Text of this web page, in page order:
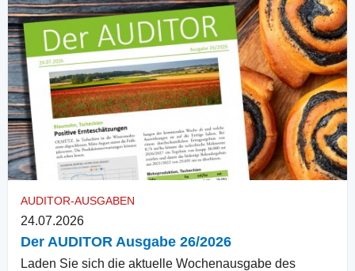
AUDITOR-AUSGABEN
24.07.2026
Der AUDITOR Ausgabe 26/2026
Laden Sie sich die aktuelle Wochenausgabe des